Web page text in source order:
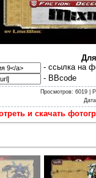
- cсылка на
- BBcode
Просмотров: 6019 |
Дата
и скачать